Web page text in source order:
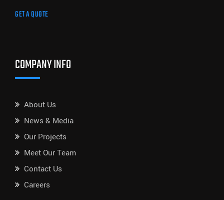
GET A QUOTE
COMPANY INFO
About Us
News & Media
Our Projects
Meet Our Team
Contact Us
Careers